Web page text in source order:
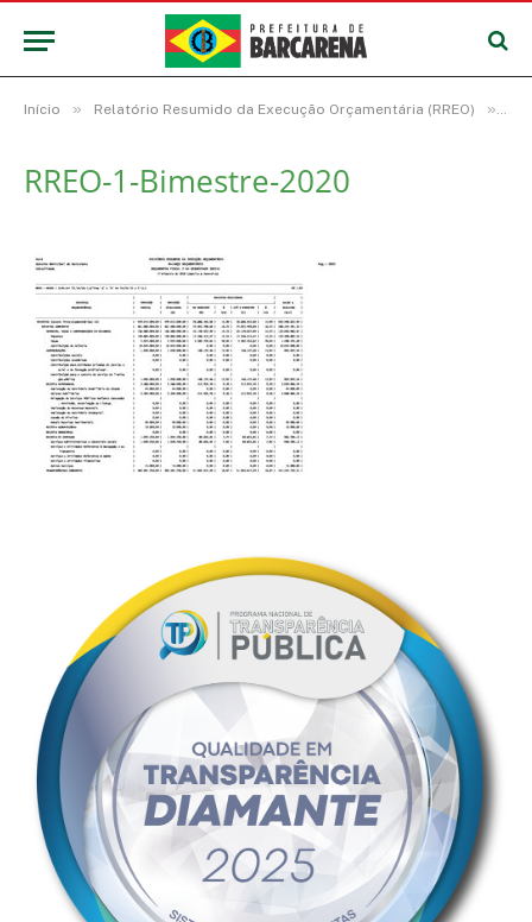
Início » Relatório Resumido da Execução Orçamentária (RREO) »
RREO-1-Bimestre-2020